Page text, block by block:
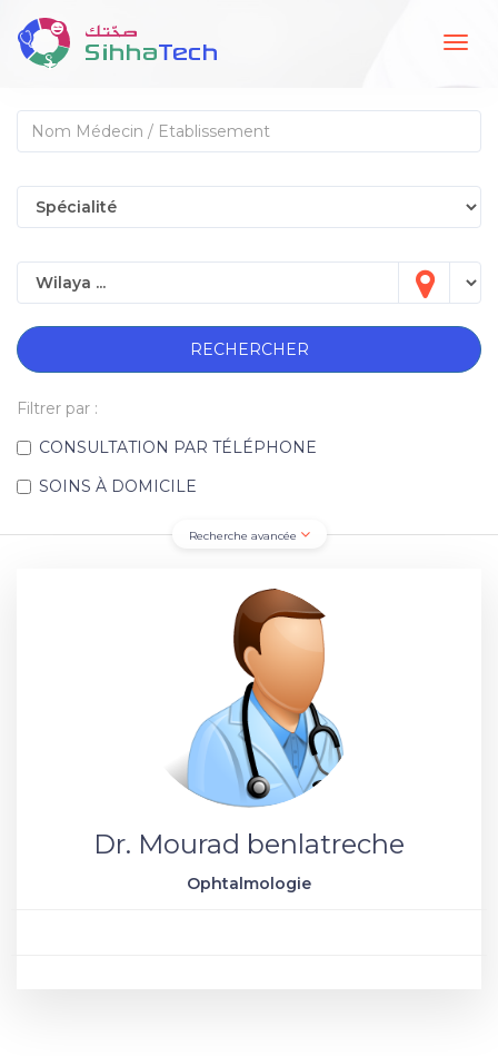
RECHERCHER
Filtrer par :
CONSULTATION PAR TÉLÉPHONE
SOINS À DOMICILE
Recherche avancée
Dr. Mourad benlatreche
Ophtalmologie